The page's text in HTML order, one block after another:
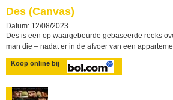
Des (Canvas)
Datum: 12/08/2023
Des is een op waargebeurde gebaseerde reeks
man die – nadat er in de afvoer van een
Koop online bij